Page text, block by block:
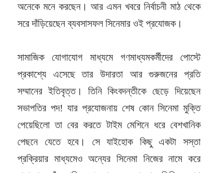
অনেকে মনে করছেন। আর এমন খবরে নির্বাচনী মাঠ থেকে
সরে দাঁড়িয়েছেন ব্যবসাসফল সিনেমার ওই প্রযোজক।
সামাজিক যোগাযোগ মাধ্যমে গণমাধ্যমকর্মীদের পোস্টে
প্রকাশ্যে এসেছে তার উদারতা আর গুরুজনের প্রতি
সম্মানের ইতিবৃত্ত। তিনি কিংবদন্তীকে ছেড়ে দিয়েছেন
সভাপতির পদ! যার প্রযোজনায় শেষ কোন সিনেমা মুক্তি
পেয়েছিলো তা বের করতে টাইম মেশিনে ধরে বেশখানিক
পেছনে যেতে হবে। সে যাইহোক কিছু একটা সস্তা
প্রক্রিয়ার মাধ্যমেও অন্যের সিনেমা নিজের নামে করে